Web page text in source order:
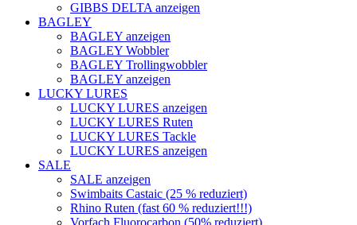
GIBBS DELTA anzeigen
BAGLEY
BAGLEY anzeigen
BAGLEY Wobbler
BAGLEY Trollingwobbler
BAGLEY anzeigen
LUCKY LURES
LUCKY LURES anzeigen
LUCKY LURES Ruten
LUCKY LURES Tackle
LUCKY LURES anzeigen
SALE
SALE anzeigen
Swimbaits Castaic (25 % reduziert)
Rhino Ruten (fast 60 % reduziert!!!)
Vorfach Fluorocarbon (50% reduziert)